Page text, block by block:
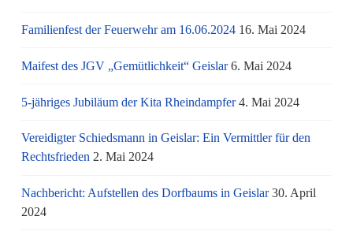
Familienfest der Feuerwehr am 16.06.2024 16. Mai 2024
Maifest des JGV „Gemütlichkeit“ Geislar 6. Mai 2024
5-jähriges Jubiläum der Kita Rheindampfer 4. Mai 2024
Vereidigter Schiedsmann in Geislar: Ein Vermittler für den
Rechtsfrieden 2. Mai 2024
Nachbericht: Aufstellen des Dorfbaums in Geislar 30. April
2024